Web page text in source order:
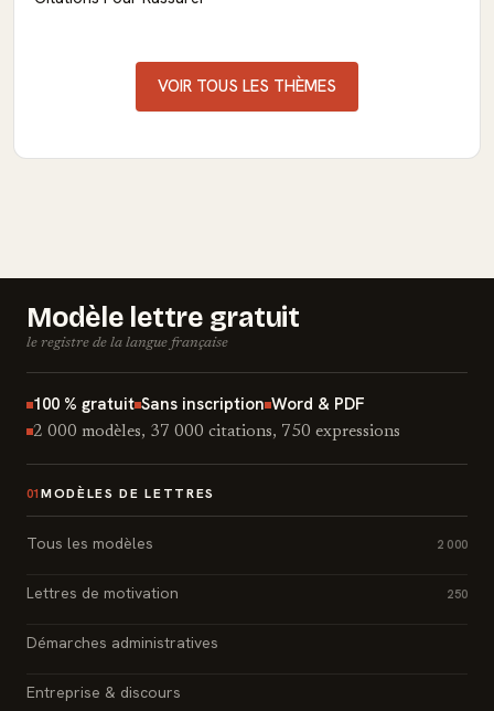
VOIR TOUS LES THÈMES
Modèle lettre gratuit
le registre de la langue française
100 % gratuit Sans inscription Word & PDF
2 000 modèles, 37 000 citations, 750 expressions
01 MODÈLES DE LETTRES
Tous les modèles 2 000
Lettres de motivation 250
Démarches administratives
Entreprise & discours